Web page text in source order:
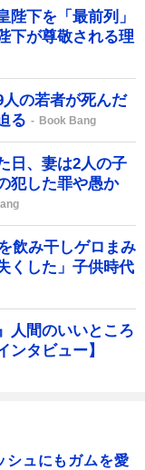
陛下を「最前列」
下が尊敬される理
の若者が死んだ
る
Book Bang
日、妻は2人の子
犯した罪や愚か
飲み干しゲロまみ
くした」子供時代
人間のいいところ
ンタビュー】
シュにもガムを愛